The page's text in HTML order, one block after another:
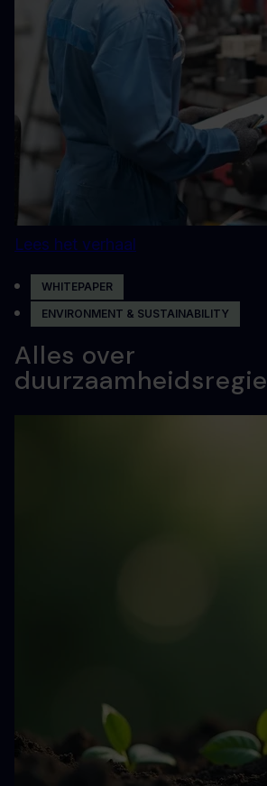
Lees het verhaal
WHITEPAPER
ENVIRONMENT & SUSTAINABILITY
Alles over
duurzaamheidsregie